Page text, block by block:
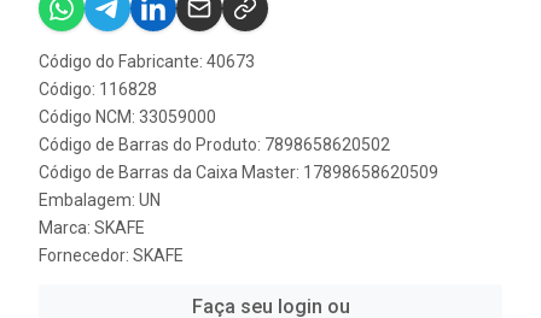
Código do Fabricante: 40673
Código: 116828
Código NCM: 33059000
Código de Barras do Produto: 7898658620502
Código de Barras da Caixa Master: 17898658620509
Embalagem: UN
Marca: SKAFE
Fornecedor: SKAFE
Faça seu login ou